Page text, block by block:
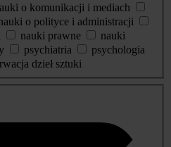
o komunikacji i mediach
o polityce i administracji
nauki prawne
nauki
psychiatria
psychologia
dzieł sztuki